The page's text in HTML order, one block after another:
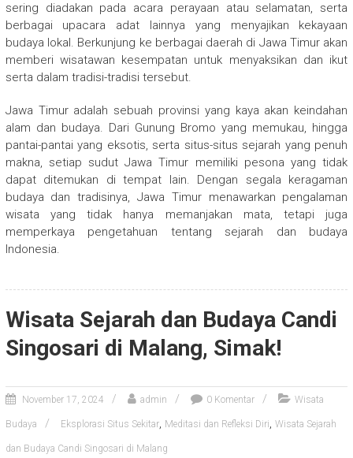
sering diadakan pada acara perayaan atau selamatan, serta
berbagai upacara adat lainnya yang menyajikan kekayaan
budaya lokal. Berkunjung ke berbagai daerah di Jawa Timur akan
memberi wisatawan kesempatan untuk menyaksikan dan ikut
serta dalam tradisi-tradisi tersebut.
Jawa Timur adalah sebuah provinsi yang kaya akan keindahan
alam dan budaya. Dari Gunung Bromo yang memukau, hingga
pantai-pantai yang eksotis, serta situs-situs sejarah yang penuh
makna, setiap sudut Jawa Timur memiliki pesona yang tidak
dapat ditemukan di tempat lain. Dengan segala keragaman
budaya dan tradisinya, Jawa Timur menawarkan pengalaman
wisata yang tidak hanya memanjakan mata, tetapi juga
memperkaya pengetahuan tentang sejarah dan budaya
Indonesia.
Wisata Sejarah dan Budaya Candi
Singosari di Malang, Simak!
November 17, 2024 admin 0 Komentar Wisata
Budaya Eksplorasi Situs Sekitar, Meditasi dan Refleksi Diri, Wisata Sejarah
dan Budaya Candi Singosari di Malang